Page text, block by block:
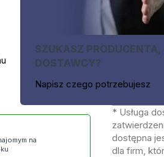
SZUKASZ PRODUCENTA,
DOSTAWCY?
Napisz czego potrzebujesz
na
* Usługa
dostępna
dla firm,